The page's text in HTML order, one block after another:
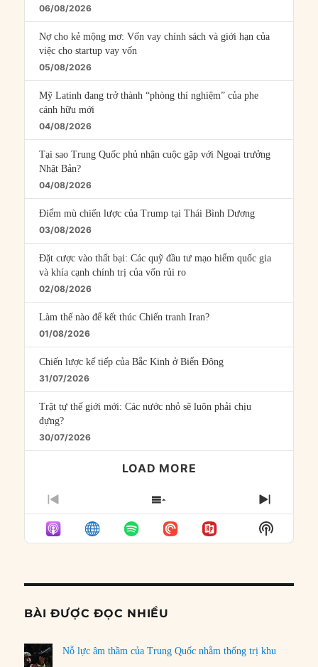
06/08/2026
Nợ cho kẻ mộng mơ: Vốn vay chính sách và giới hạn của
việc cho startup vay vốn
05/08/2026
Mỹ Latinh đang trở thành “phòng thí nghiệm” của phe
cánh hữu mới
04/08/2026
Tại sao Trung Quốc phủ nhận cuộc gặp với Ngoại trưởng
Nhật Bản?
04/08/2026
Điểm mù chiến lược của Trump tại Thái Bình Dương
03/08/2026
Đặt cược vào thất bại: Các quỹ đầu tư mạo hiểm quốc gia
và khía cạnh chính trị của vốn rủi ro
02/08/2026
Làm thế nào để kết thúc Chiến tranh Iran?
01/08/2026
Chiến lược kế tiếp của Bắc Kinh ở Biển Đông
31/07/2026
Trật tự thế giới mới: Các nước nhỏ sẽ luôn phải chịu
đựng?
30/07/2026
LOAD MORE
PREVIOUS
EPISODE
SHOW
EPISODES
LIST
NEXT
Show
Podcast
BÀI ĐƯỢC ĐỌC NHIỀU
Nỗ lực âm thầm của Trung Quốc nhằm thống trị khu